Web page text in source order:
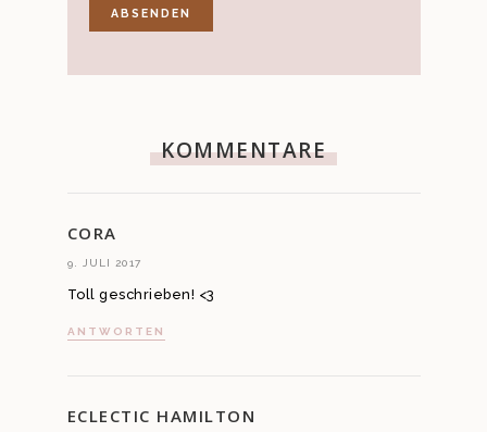
KOMMENTARE
CORA
9. JULI 2017
Toll geschrieben! <3
ANTWORTEN
ECLECTIC HAMILTON